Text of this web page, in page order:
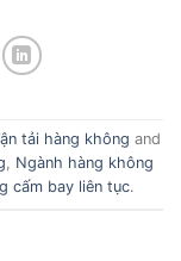
tải hàng không and
, Ngành hàng không
cấm bay liên tục.